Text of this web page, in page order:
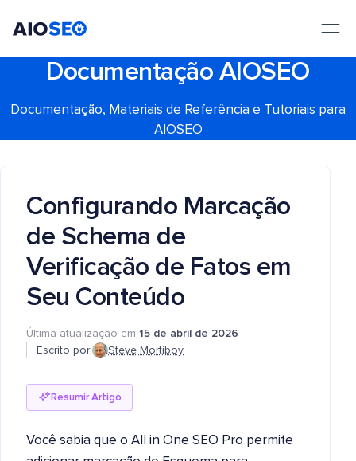
Documentação AIOSEO
Documentação, Materiais de Referência e Tutoriais para
AIOSEO
Configurando Marcação
de Schema de
Verificação de Fatos em
Seu Conteúdo
Última atualização em 15 de abril de 2026
Escrito por:
Steve Mortiboy
Resumir Artigo
Você sabia que o All in One SEO Pro permite